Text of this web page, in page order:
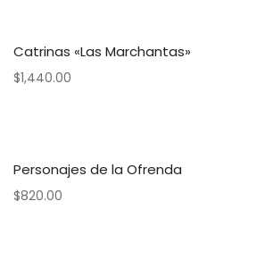
Catrinas «Las Marchantas»
$1,440.00
Personajes de la Ofrenda
$820.00